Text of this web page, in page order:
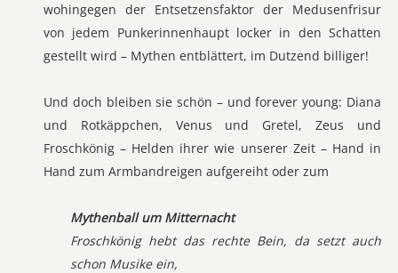
wohingegen der Entsetzensfaktor der Medusenfrisur
von jedem Punkerinnenhaupt locker in den Schatten
gestellt wird – Mythen entblättert, im Dutzend billiger!
Und doch bleiben sie schön – und forever young: Diana
und Rotkäppchen, Venus und Gretel, Zeus und
Froschkönig – Helden ihrer wie unserer Zeit – Hand in
Hand zum Armbandreigen aufgereiht oder zum
Mythenball um Mitternacht
Froschkönig hebt das rechte Bein, da setzt auch
schon Musike ein,